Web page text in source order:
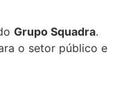
Grupo Squadra.
o setor público e